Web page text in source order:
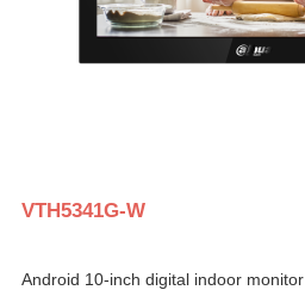
VTH5341G-W
Android 10-inch digital indoor monitor